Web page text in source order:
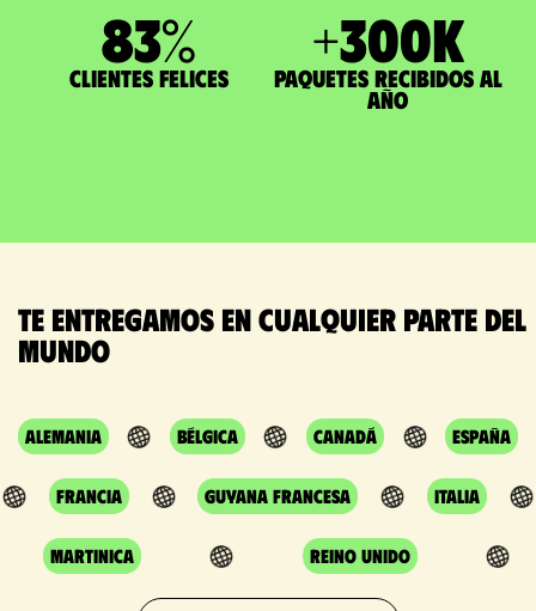
83%
Clientes felices
+300K
paquetes recibidos al
año
Te entregamos en cualquier parte del
mundo
Alemania Bélgica Canadá España
Francia Guyana Francesa Italia
Martinica Reino Unido